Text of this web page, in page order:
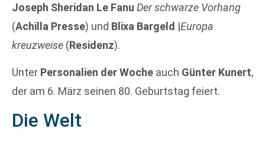
Joseph Sheridan Le Fanu Der schwarze Vorhang
(Achilla Presse) und Blixa Bargeld |Europa
kreuzweise (Residenz).
Unter Personalien der Woche auch Günter Kunert,
der am 6. März seinen 80. Geburtstag feiert.
Die Welt